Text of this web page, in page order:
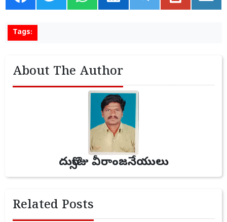
Tags:
About The Author
దుర్సొజు వీరాంజనేయులు
Related Posts